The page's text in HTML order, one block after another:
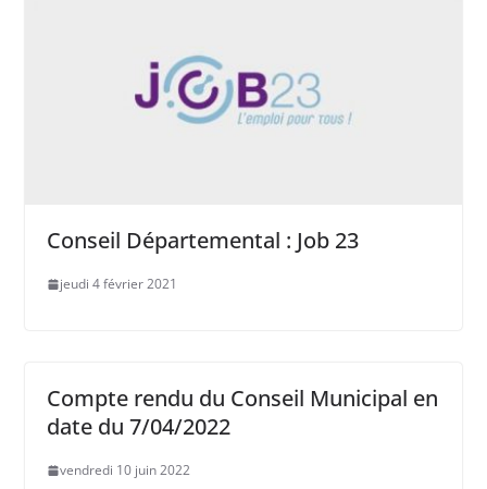
Conseil Départemental : Job 23
jeudi 4 février 2021
Compte rendu du Conseil Municipal en
date du 7/04/2022
vendredi 10 juin 2022